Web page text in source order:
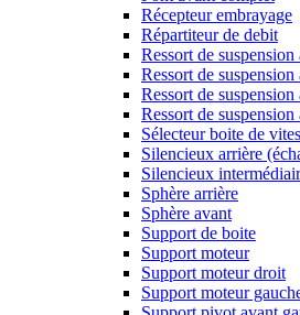
Récepteur embrayage
Répartiteur de debit
Ressort de
Ressort de
Ressort de
Ressort de
Sélecteur boite de
Silencieux arrière
Silencieux
Sphère arrière
Sphère avant
Support de boite
Support moteur
Support moteur droit
Support moteur